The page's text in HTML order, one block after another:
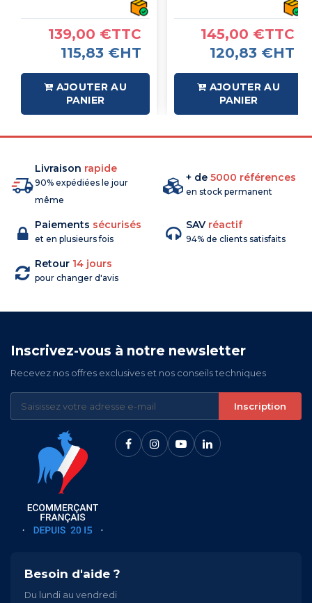
139,00 €TTC
115,83 €HT
AJOUTER AU
PANIER
145,00 €TTC
120,83 €HT
AJOUTER AU
PANIER
Livraison rapide
90% expédiées le jour
même
+ de 5000 références
en stock permanent
Paiements sécurisés
et en plusieurs fois
SAV réactif
94% de clients satisfaits
Retour 14 jours
pour changer d'avis
Inscrivez-vous à notre newsletter
Recevez nos offres exclusives et nos conseils techniques
Inscription
Besoin d'aide ?
Du lundi au vendredi